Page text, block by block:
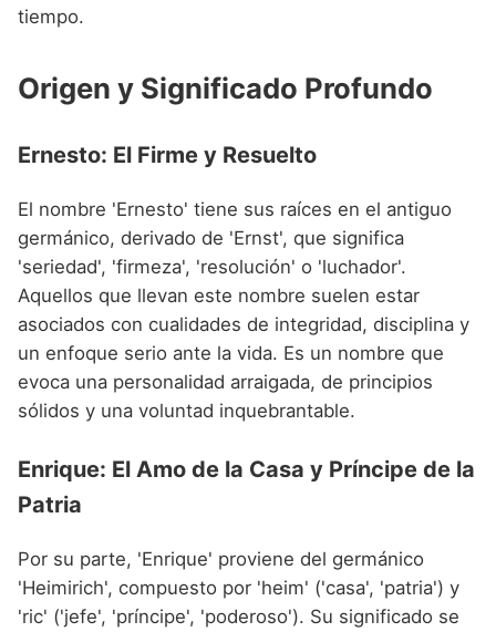
Nombres de niño que empiezan por T
Nombres de niño que empiezan por W
Nombres de niño que empiezan por X
Nombres de niño que empiezan por Y
Nombres de niño que empiezan por Z
tiempo.
Origen y Significado Profundo
Ernesto: El Firme y Resuelto
El nombre 'Ernesto' tiene sus raíces en el antiguo
germánico, derivado de 'Ernst', que significa
'seriedad', 'firmeza', 'resolución' o 'luchador'.
Aquellos que llevan este nombre suelen estar
asociados con cualidades de integridad, disciplina y
un enfoque serio ante la vida. Es un nombre que
evoca una personalidad arraigada, de principios
sólidos y una voluntad inquebrantable.
Enrique: El Amo de la Casa y Príncipe de la
Patria
Por su parte, 'Enrique' proviene del germánico
'Heimirich', compuesto por 'heim' ('casa', 'patria') y
'ric' ('jefe', 'príncipe', 'poderoso'). Su significado se